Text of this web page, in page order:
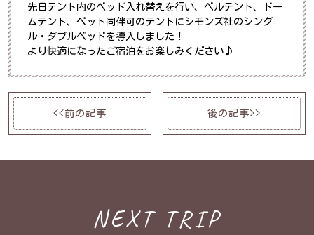
先日テント内のベッド入れ替えを行い、ベルテント、ドー
ムテント、ペット同伴可のテントにシモンズ社のシング
ル・ダブルベッドを導入しました！
より快適になったご宿泊をお楽しみください♪
<<前の記事 後の記事>>
NEXT TRIP